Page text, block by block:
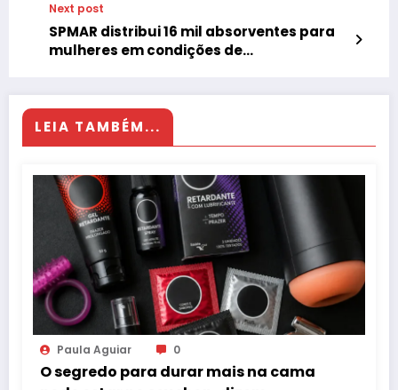
Next post
SPMAR distribui 16 mil absorventes para
mulheres em condições de
LEIA TAMBÉM...
Paula Aguiar 0
O segredo para durar mais na cama